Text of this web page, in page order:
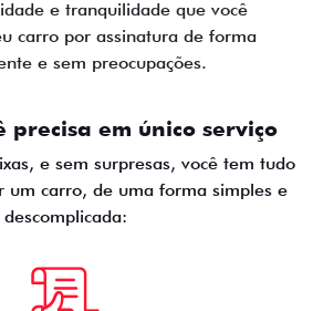
e tranquilidade que você
carro por assinatura de forma
e sem preocupações.
precisa em único serviço
e sem surpresas, você tem tudo
um carro, de uma forma simples e
descomplicada: